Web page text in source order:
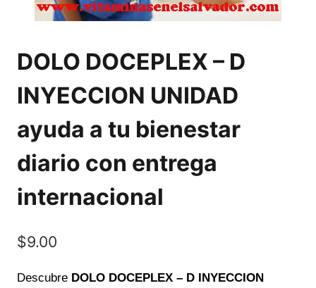
DOLO DOCEPLEX – D
INYECCION UNIDAD
ayuda a tu bienestar
diario con entrega
internacional
$9.00
Descubre DOLO DOCEPLEX – D INYECCION